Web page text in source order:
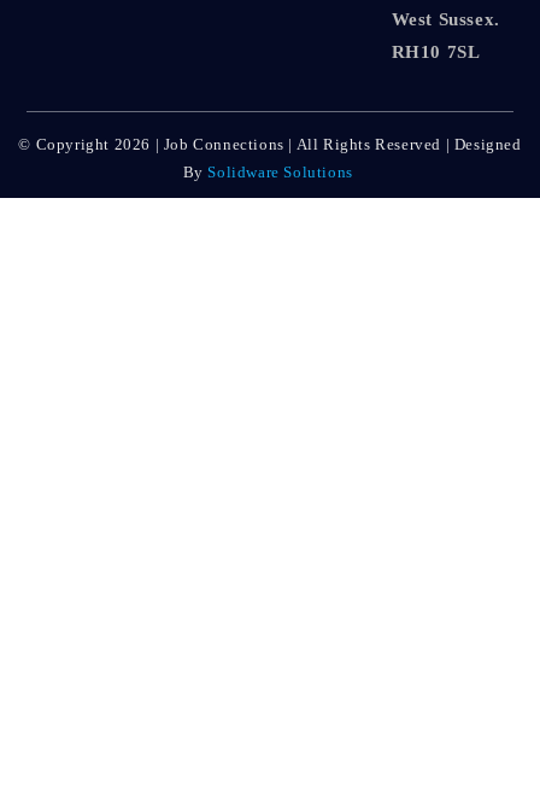
West Sussex.
RH10 7SL
© Copyright 2026 | Job Connections | All Rights Reserved | Designed
BySolidware Solutions